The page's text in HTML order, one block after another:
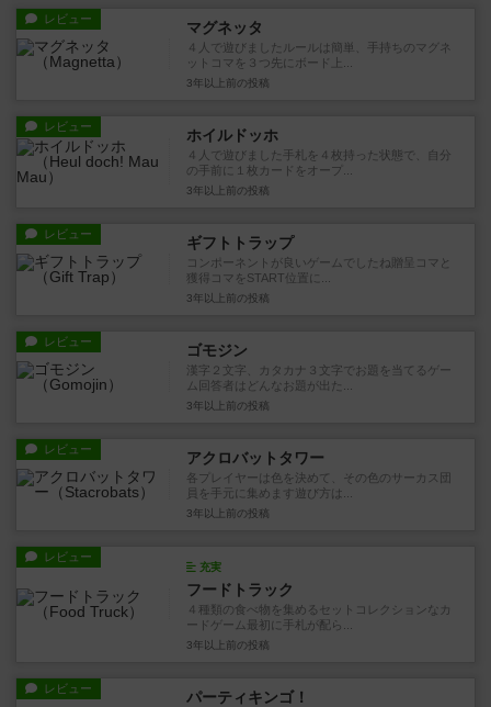
レビュー マグネッタ
４人で遊びましたルールは簡単、手持ちのマグネ
ットコマを３つ先にボード上...
3年以上前 の投稿
レビュー ホイルドッホ
４人で遊びました手札を４枚持った状態で、自分
の手前に１枚カードをオープ...
3年以上前 の投稿
レビュー ギフトトラップ
コンポーネントが良いゲームでしたね贈呈コマと
獲得コマをSTART位置に...
3年以上前 の投稿
レビュー ゴモジン
漢字２文字、カタカナ３文字でお題を当てるゲー
ム回答者はどんなお題が出た...
3年以上前 の投稿
レビュー アクロバットタワー
各プレイヤーは色を決めて、その色のサーカス団
員を手元に集めます遊び方は...
3年以上前 の投稿
レビュー
充実
フードトラック
４種類の食べ物を集めるセットコレクションなカ
ードゲーム最初に手札が配ら...
3年以上前 の投稿
レビュー パーティキンゴ！